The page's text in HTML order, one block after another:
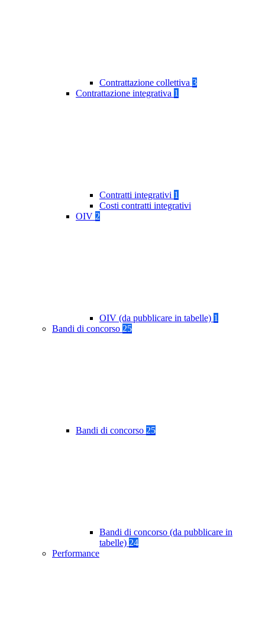
Contrattazione collettiva 3
Contrattazione integrativa 1
Contratti integrativi 1
Costi contratti integrativi
OIV 2
OIV (da pubblicare in tabelle) 1
Bandi di concorso 25
Bandi di concorso 25
Bandi di concorso (da pubblicare in
tabelle) 24
Performance